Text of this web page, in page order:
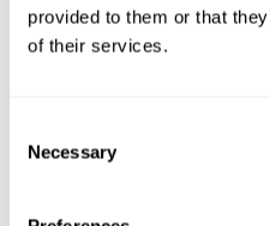
provided to them or that
of their services.
Selection
Necessary